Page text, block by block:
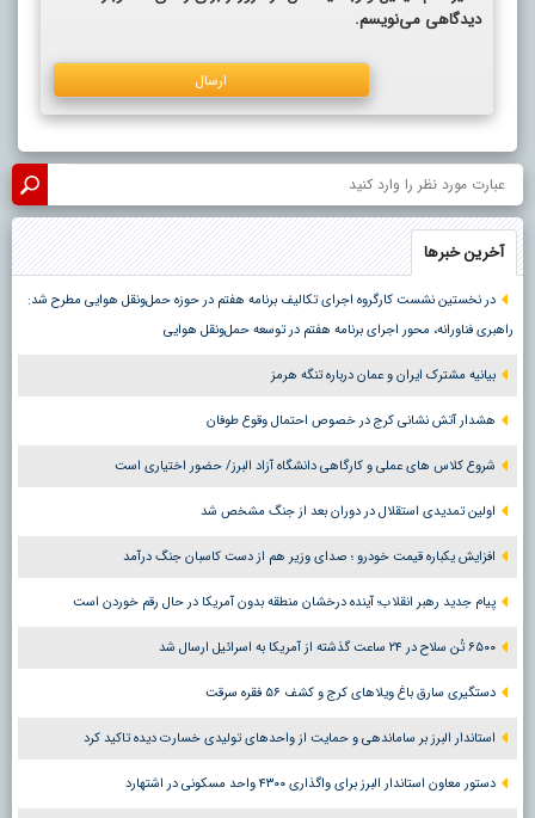
دیدگاهی می‌نویسم.
آخرین خبرها
در نخستین نشست کارگروه اجرای تکالیف برنامه هفتم در حوزه حمل‌ونقل هوایی مطرح شد:
راهبری فناورانه، محور اجرای برنامه هفتم در توسعه حمل‌ونقل هوایی
بیانیه مشترک ایران و عمان درباره تنگه هرمز
هشدار آتش نشانی کرج در خصوص احتمال وقوع طوفان
شروع کلاس های عملی و کارگاهی دانشگاه آزاد البرز/ حضور اختیاری است
اولین تمدیدی استقلال در دوران بعد از جنگ مشخص شد
افزایش یکباره قیمت خودرو ؛ صدای وزیر هم از دست کاسبان جنگ درآمد
پیام جدید رهبر انقلاب؛ آینده درخشان منطقه بدون آمریکا در حال رقم خوردن است
۶۵۰۰ تُن سلاح در ۲۴ ساعت گذشته از آمریکا به اسرائیل ارسال شد
دستگیری سارق باغ ویلاهای کرج و کشف ۵۶ فقره سرقت
استاندار البرز بر ساماندهی و حمایت از واحدهای تولیدی خسارت دیده تاکید کرد
دستور معاون استاندار البرز برای واگذاری ۴۳۰۰ واحد مسکونی در اشتهارد